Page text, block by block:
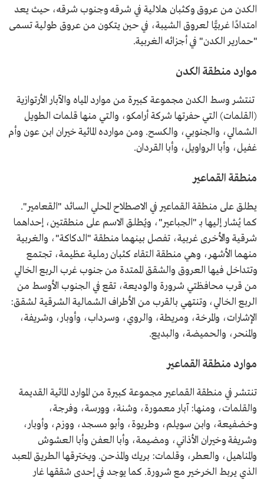
الكدن من عروق وكثبان هلالية في شرقه وجنوب شرقه، حيث يعد
امتدادًا غربيًّا لعروق الشيبة، في حين يتكون من عروق طولية تسمى
"حمارير الكدن" في أجزائه الغربية.
موارد منطقة الكدن
تنتشر وسط الكدن مجموعة كبيرة من موارد المياه والآبار الأرتوازية
(القلمات) التي حفرتها شركة أرامكو، والتي منها قلمات الطويل
الشمالي، والجنوبي، والكسح. ومن موارده المائية خيران ابن عون وأم
غفيل، وأبا الرواويل، وأبا القردان.
منطقة القماعير
يطلق على منطقة القماعير في الاصطلاح المحلي السائد "القعامير".
كما يُشار إليها بـ "الجباعير"، ويُطلق الاسم على منطقتين، إحداهما
شرقية والأخرى غربية، تفصل بينهما منطقة "الدكاكة"، والغربية
منهما الأشهر، وهي منطقة التقاء كثبان رملية عظيمة، تجتمع
وتتداخل فيها العروق والشقق الممتدة من جنوب غرب الربع الخالي
من قرب محافظتي شرورة والوديعة، تقع في الجنوب الأوسط من
الربع الخالي، وتنتهي بالقرب من الأطراف الشمالية الشرقية لشقق:
الإشارات، والمرخة، ومريطة، والروي، وسرداب، وأوبار، وشريفة،
والمنحر، والحميضة، والبديع.
موارد منطقة القماعير
تنتشر في منطقة القماعير مجموعة كبيرة من الموارد المائية القديمة
والقلمات، ومنها: آبار معمورة، وشنة، وورسة، وفرجة،
وخضفيعة، وابن سويلم، وطريوة، وأبو مسجد، ووزم، وأوبار،
وشريفة وخيران الأذاني، ومضيمة، وأبا العفن وأبا العشوش
والمناهيل، والعطر، وقلمات: بريك والمذحن. ويخترقها الطريق المعبد
الذي يربط الخرخير مع شرورة. كما يوجد في إحدى شققها غار